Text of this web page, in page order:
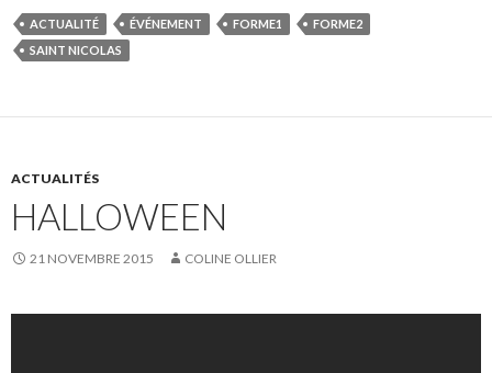
ACTUALITÉ ÉVÉNEMENT FORME1
FORME2
SAINT NICOLAS
ACTUALITÉS
HALLOWEEN
21 NOVEMBRE 2015 COLINE OLLIER